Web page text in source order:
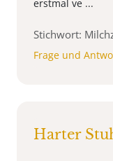
erstmal ve ...
Stichwort:
Frage und
Harter